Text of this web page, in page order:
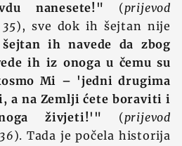
nanesete!" (prijevod
), sve dok ih šejtan nije
ih navede da zbog
ih iz onoga u čemu su
Mi – 'jedni drugima
a na Zemlji ćete boraviti i
živjeti!'"
(prijevod
). Tada je počela historija